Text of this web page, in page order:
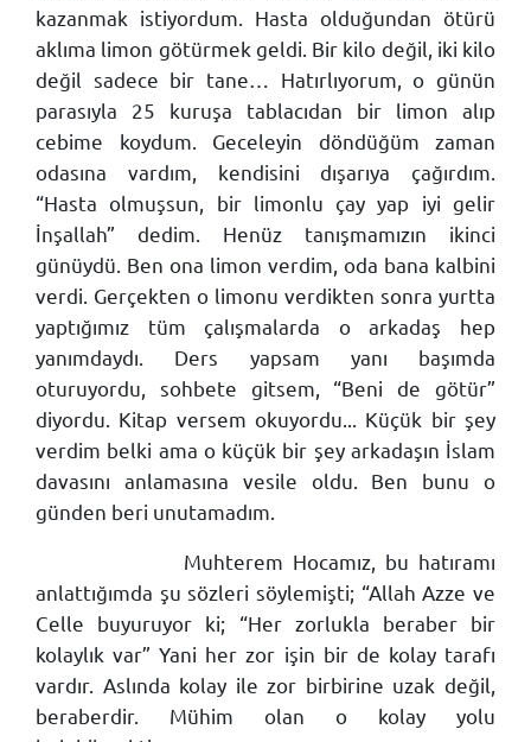
kazanmak istiyordum. Hasta olduğundan ötürü
aklıma limon götürmek geldi. Bir kilo değil, iki kilo
değil sadece bir tane… Hatırlıyorum, o günün
parasıyla 25 kuruşa tablacıdan bir limon alıp
cebime koydum. Geceleyin döndüğüm zaman
odasına vardım, kendisini dışarıya çağırdım.
“Hasta olmuşsun, bir limonlu çay yap iyi gelir
İnşallah” dedim. Henüz tanışmamızın ikinci
günüydü. Ben ona limon verdim, oda bana kalbini
verdi. Gerçekten o limonu verdikten sonra yurtta
yaptığımız tüm çalışmalarda o arkadaş hep
yanımdaydı. Ders yapsam yanı başımda
oturuyordu, sohbete gitsem, “Beni de götür”
diyordu. Kitap versem okuyordu... Küçük bir şey
verdim belki ama o küçük bir şey arkadaşın İslam
davasını anlamasına vesile oldu. Ben bunu o
günden beri unutamadım.
Muhterem Hocamız, bu hatıramı
anlattığımda şu sözleri söylemişti; “Allah Azze ve
Celle buyuruyor ki; “Her zorlukla beraber bir
kolaylık var” Yani her zor işin bir de kolay tarafı
vardır. Aslında kolay ile zor birbirine uzak değil,
beraberdir. Mühim olan o kolay yolu